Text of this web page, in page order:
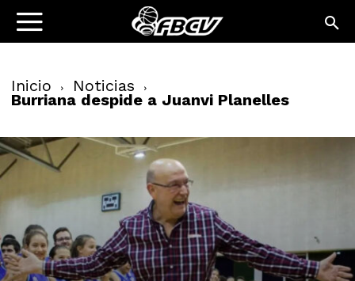
Inicio Noticias
Burriana despide a Juanvi Planelles